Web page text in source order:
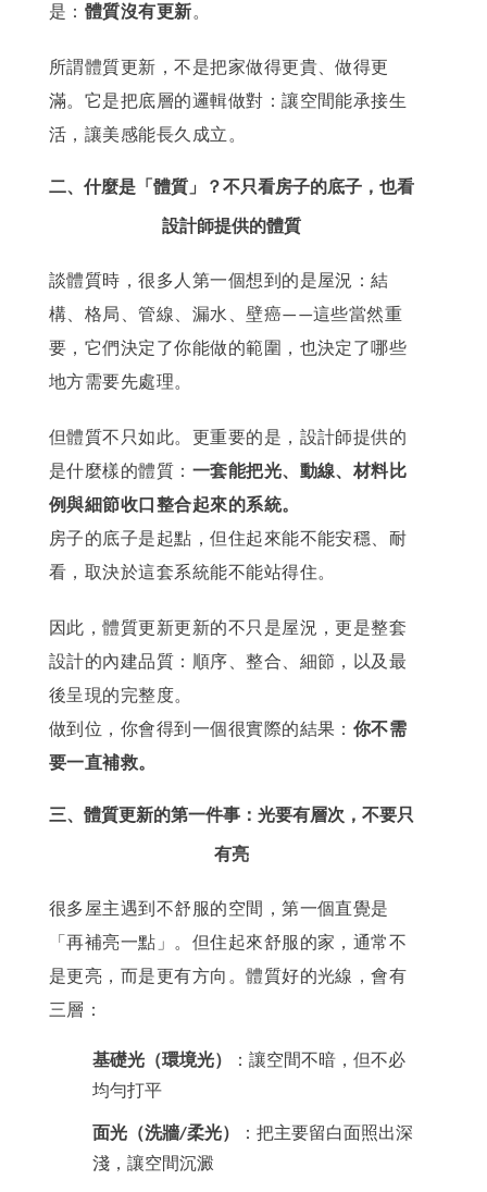
是： 體質沒有更新。
所謂體質更新，不是把家做得更貴、做得更
滿。 它是把底層的邏輯做對：讓空間能承接生
活，讓美感能長久成立。
二、什麼是「體質」？不只看房子的底子，也看
設計師提供的體質
談體質時，很多人第一個想到的是屋況：結
構、格局、管線、漏水、壁癌——這些當然重
要，它們決定了你能做的範圍，也決定了哪些
地方需要先處理。
但體質不只如此。更重要的是，設計師提供的
是什麼樣的體質： 一套能把光、動線、材料比
例與細節收口整合起來的系統。
房子的底子是起點，但住起來能不能安穩、耐
看，取決於這套系統能不能站得住。
因此，體質更新更新的不只是屋況，更是整套
設計的內建品質：順序、整合、細節，以及最
後呈現的完整度。
做到位，你會得到一個很實際的結果： 你不需
要一直補救。
三、體質更新的第一件事：光要有層次，不要只
有亮
很多屋主遇到不舒服的空間，第一個直覺是
「再補亮一點」。但住起來舒服的家，通常不
是更亮，而是更有方向。體質好的光線，會有
三層：
基礎光（環境光）
：讓空間不暗，但不必
均勻打平
面光（洗牆/柔光）
：把主要留白面照出深
淺，讓空間沉澱